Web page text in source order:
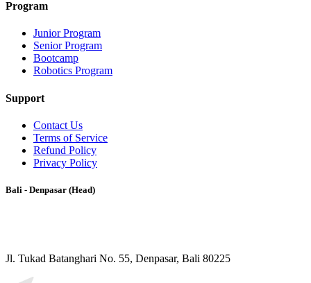
Program
Junior Program
Senior Program
Bootcamp
Robotics Program
Support
Contact Us
Terms of Service
Refund Policy
Privacy Policy
Bali - Denpasar (Head)
Jl. Tukad Batanghari No. 55, Denpasar, Bali 80225